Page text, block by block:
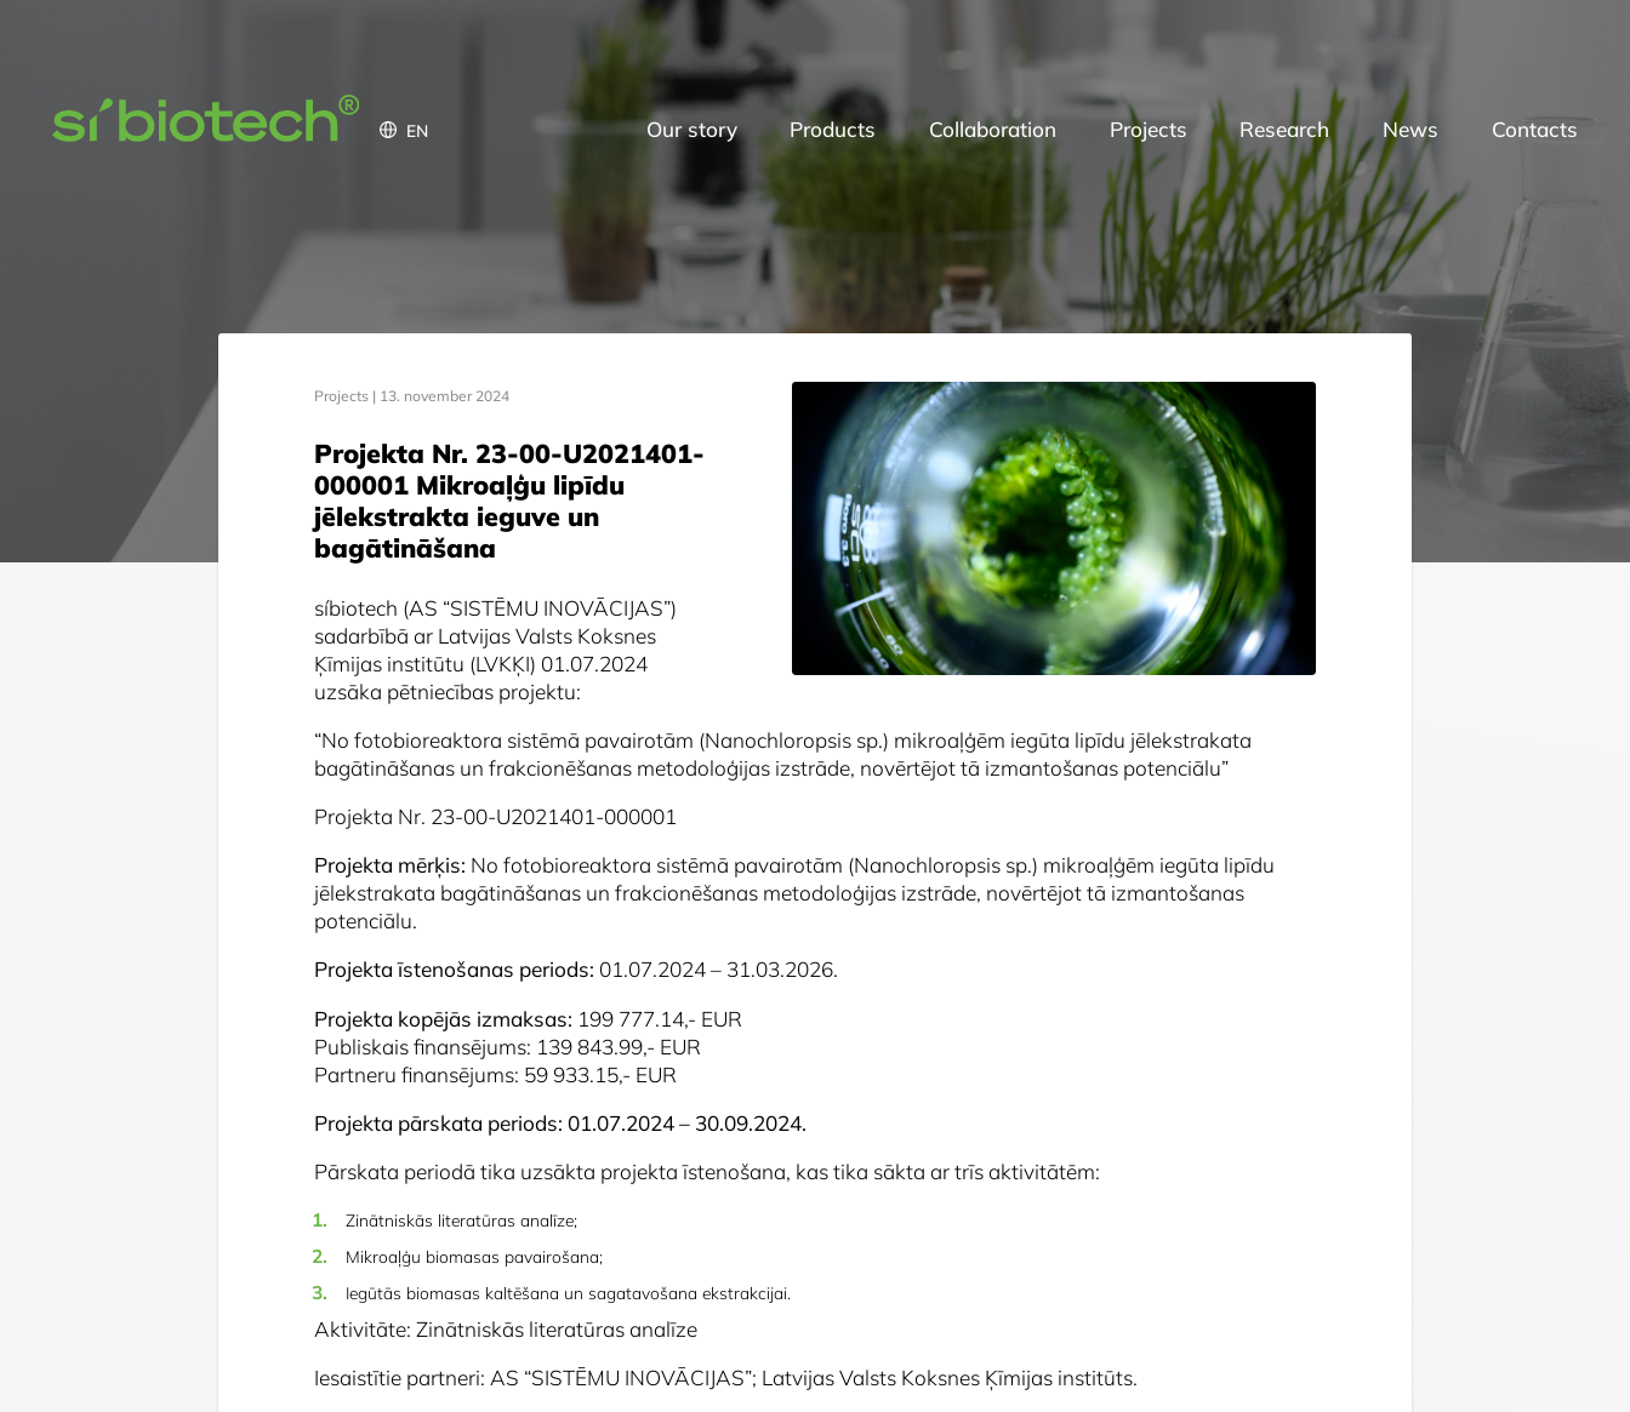
EN Our story Products Collaboration Projects Research News Contacts
Projects | 13. november 2024
Projekta Nr. 23-00-U2021401-
000001 Mikroaļģu lipīdu
jēlekstrakta ieguve un
bagātināšana
síbiotech (AS “SISTĒMU INOVĀCIJAS”)
sadarbībā ar Latvijas Valsts Koksnes
Ķīmijas institūtu (LVKĶI) 01.07.2024
uzsāka pētniecības projektu:
“No fotobioreaktora sistēmā pavairotām (Nanochloropsis sp.) mikroaļģēm iegūta lipīdu jēlekstrakata
bagātināšanas un frakcionēšanas metodoloģijas izstrāde, novērtējot tā izmantošanas potenciālu”
Projekta Nr. 23-00-U2021401-000001
Projekta mērķis: No fotobioreaktora sistēmā pavairotām (Nanochloropsis sp.) mikroaļģēm iegūta lipīdu
jēlekstrakata bagātināšanas un frakcionēšanas metodoloģijas izstrāde, novērtējot tā izmantošanas
potenciālu.
Projekta īstenošanas periods: 01.07.2024 – 31.03.2026.
Projekta kopējās izmaksas: 199 777.14,- EUR
Publiskais finansējums: 139 843.99,- EUR
Partneru finansējums: 59 933.15,- EUR
Projekta pārskata periods: 01.07.2024 – 30.09.2024.
Pārskata periodā tika uzsākta projekta īstenošana, kas tika sākta ar trīs aktivitātēm:
Zinātniskās literatūras analīze;
Mikroaļģu biomasas pavairošana;
Iegūtās biomasas kaltēšana un sagatavošana ekstrakcijai.
Aktivitāte: Zinātniskās literatūras analīze
Iesaistītie partneri: AS “SISTĒMU INOVĀCIJAS”; Latvijas Valsts Koksnes Ķīmijas institūts.